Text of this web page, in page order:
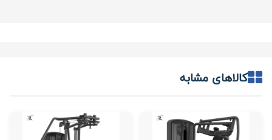
کالاهای مشابه